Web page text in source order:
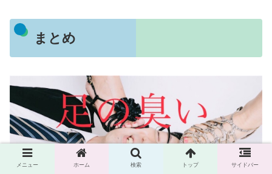
まとめ
メニュー ホーム 検索 トップ サイドバー